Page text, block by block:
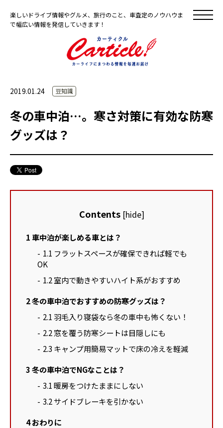
楽しいドライブ情報やグルメ、旅行のこと、車査定のノウハウま
で幅広い情報を発信していきます！
2019.01.24 豆知識
冬の車中泊…。寒さ対策に有効な防寒
グッズは？
Contents [hide]
1 車中泊が楽しめる車とは？
1.1 フラットスペースが確保できれば軽でも
OK
1.2室内で動きやすいハイト系がおすすめ
2冬の車中泊でおすすめの防寒グッズは？
2.1 羽毛入り寝袋なら冬の車中も怖くない！
2.2窓を覆う防寒シートは目隠しにも
2.3 キャンプ用簡易マットで床の冷えを軽減
3冬の車中泊でNGなことは？
3.1暖房をつけたままにしない
3.2サイドブレーキを引かない
4おわりに